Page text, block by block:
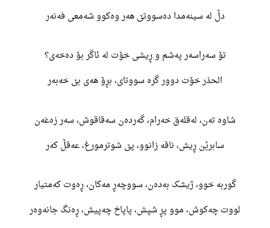
دڵ لە سینەمدا دەسووتێ هەر وەکوو شەمعی فەنەر
تۆ سەراسەر پەشم و ڕیشی خۆت لە ئاگر بۆ دەخەی؟
الحذر خۆت دوور گرە سووتای، بڕۆ هەی بێ خەبەر
شاوە تەن، لەقلەق خەرام، گەردەن سەقاقوش، سەر زەغەن
سابرێن ڕیش، ناقە زانوو، پێ شوترمورغ، عەقڵ کەر
گوربە خوو، ژیشک بەدەن، سووچەڕ مەکان، ڕەوت کەمتیار
لووت چەکوش، موو پڕ شپش، پاپاخ چەپیش، ڕەنگ جانەوەر